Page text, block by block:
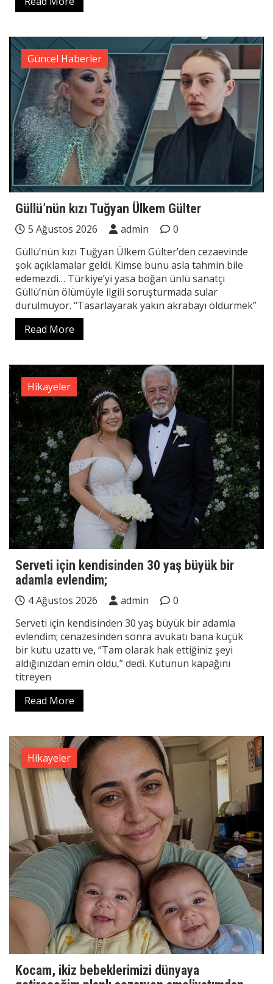
Güncel Haberler
Güllü’nün kızı Tuğyan Ülkem Gülter
5 Ağustos 2026 admin
0
Güllü’nün kızı Tuğyan Ülkem Gülter’den cezaevinde
şok açıklamalar geldi. Kimse bunu asla tahmin bile
edemezdi… Türkiye’yi yasa boğan ünlü sanatçı
Güllü’nün ölümüyle ilgili soruşturmada sular
durulmuyor. “Tasarlayarak yakın akrabayı öldürmek”
Read More
Hikayeler
Serveti için kendisinden 30 yaş büyük bir
adamla evlendim;
4 Ağustos 2026 admin
0
Serveti için kendisinden 30 yaş büyük bir adamla
evlendim; cenazesinden sonra avukatı bana küçük
bir kutu uzattı ve, “Tam olarak hak ettiğiniz şeyi
aldığınızdan emin oldu,” dedi. Kutunun kapağını
titreyen
Read More
Hikayeler
Kocam, ikiz bebeklerimizi dünyaya